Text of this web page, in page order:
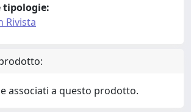
tipologie:
Rivista
associati a questo prodotto.